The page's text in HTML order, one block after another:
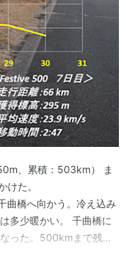
、累積：503km） ま
た。
曲橋へ向かう。冷え込み
多少暖かい。 千曲橋に
った。500kmまで残り